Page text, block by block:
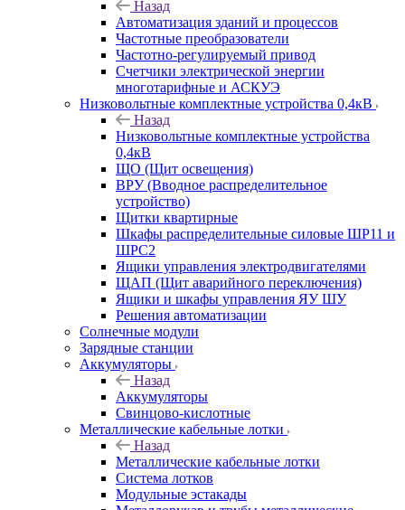
Назад
Автоматизация зданий и процессов
Частотные преобразователи
Частотно-регулируемый привод
Счетчики электрической энергии
многотарифные и АСКУЭ
Низковольтные комплектные устройства 0,4кВ
Назад
Низковольтные комплектные устройства
0,4кВ
ЩО (Щит освещения)
ВРУ (Вводное распределительное
устройство)
Щитки квартирные
Шкафы распределительные силовые ШР11 и
ШРС2
Ящики управления электродвигателями
ЩАП (Щит аварийного переключения)
Ящики и шкафы управления ЯУ ШУ
Решения автоматизации
Солнечные модули
Зарядные станции
Аккумуляторы
Назад
Аккумуляторы
Свинцово-кислотные
Металлические кабельные лотки
Назад
Металлические кабельные лотки
Система лотков
Модульные эстакады